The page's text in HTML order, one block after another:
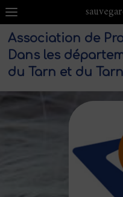
Association de
Dans les
du Tarn et du